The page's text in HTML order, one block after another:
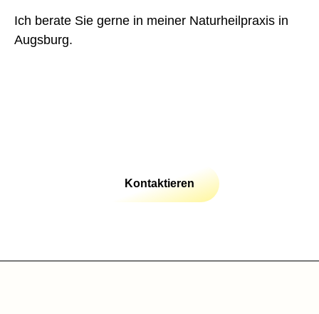
Ich berate Sie gerne in meiner Naturheilpraxis in
Augsburg.
Kontaktieren